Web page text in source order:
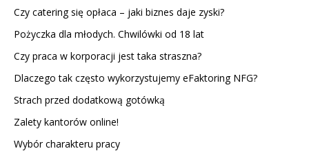
Czy catering się opłaca – jaki biznes daje zyski?
Pożyczka dla młodych. Chwilówki od 18 lat
Czy praca w korporacji jest taka straszna?
Dlaczego tak często wykorzystujemy eFaktoring NFG?
Strach przed dodatkową gotówką
Zalety kantorów online!
Wybór charakteru pracy